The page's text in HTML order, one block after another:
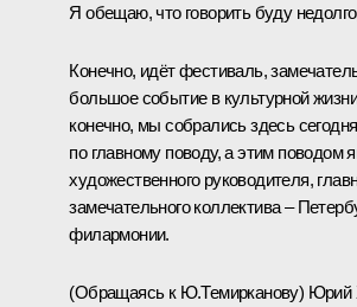
Я обещаю, что говорить буду
Конечно, идёт фестиваль,
большое событие в культурной
конечно, мы собрались здесь
по главному поводу, а этим поводом
художественного руководителя,
замечательного коллектива –
филармонии.
(Обращаясь к Ю.Темирканову) Юрий